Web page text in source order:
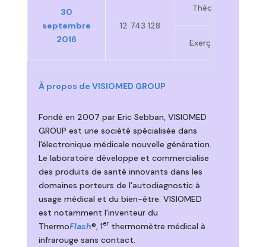
30
septembre
2016
12 743 128
Théoriques
Exerçables
À propos de VISIOMED GROUP
Fondé en 2007 par Eric Sebban, VISIOMED
GROUP est une société spécialisée dans
l'électronique médicale nouvelle génération.
Le laboratoire développe et commercialise
des produits de santé innovants dans les
domaines porteurs de l'autodiagnostic à
usage médical et du bien-être. VISIOMED
est notamment l'inventeur du
ThermoFlash®, 1erthermomètre médical à
infrarouge sans contact.